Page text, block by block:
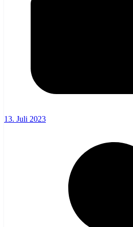
13. Juli 2023